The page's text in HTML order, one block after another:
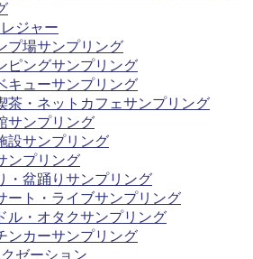
ジャー
プ場サンプリング
ピングサンプリング
キューサンプリング
茶・ネットカフェサンプリング
サンプリング
設サンプリング
ンプリング
・盆踊りサンプリング
ート・ライブサンプリング
ル・オタクサンプリング
ンカーサンプリング
ゼーション